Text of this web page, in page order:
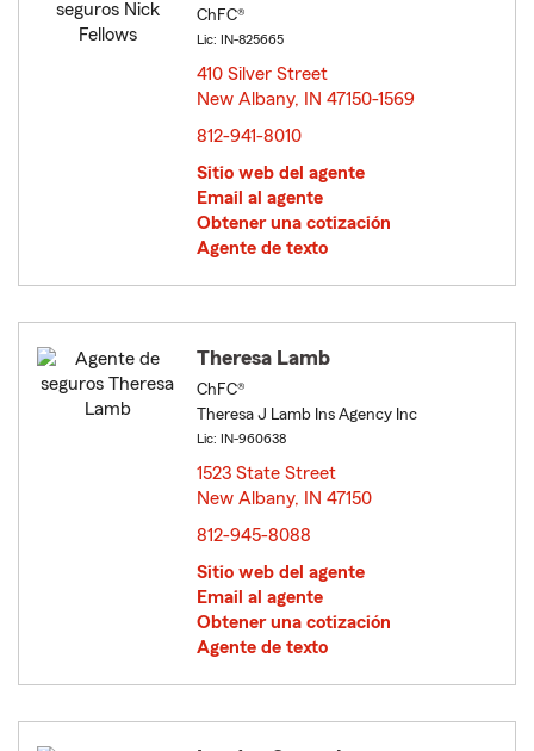
ChFC®
Lic: IN-825665
410 Silver Street
New Albany, IN 47150-1569
812-941-8010
Sitio web del agente
Email al agente
Obtener una cotización
Agente de texto
Theresa Lamb
ChFC®
Theresa J Lamb Ins Agency Inc
Lic: IN-960638
1523 State Street
New Albany, IN 47150
812-945-8088
Sitio web del agente
Email al agente
Obtener una cotización
Agente de texto